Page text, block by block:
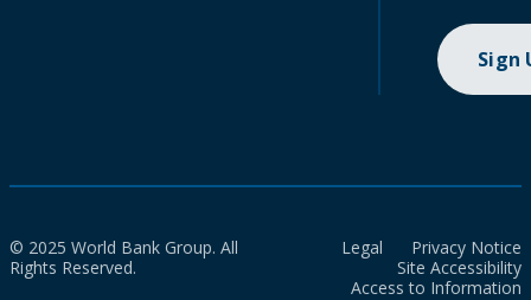
Sign
© 2025 World Bank Group. All
Rights Reserved.
Legal
Privacy Notice
Site Accessibility
Access to Information